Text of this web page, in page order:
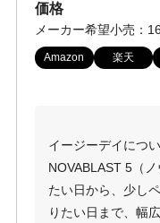
価格
メーカー希望小売：
Amazon 楽天
イージーデイにつ
NOVABLAST 5（
たい日から、少し
りたい日まで、幅